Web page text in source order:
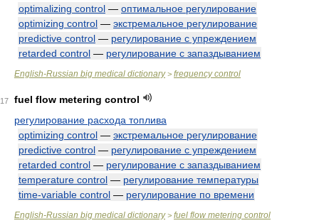
optimalizing control — оптимальное регулирование
optimizing control — экстремальное регулирование
predictive control — регулирование с упреждением
retarded control — регулирование с запаздыванием
English-Russian big medical dictionary> frequency control
17
fuel flow metering control
регулирование расхода топлива
optimizing control — экстремальное регулирование
predictive control — регулирование с упреждением
retarded control — регулирование с запаздыванием
temperature control — регулирование температуры
time-variable control — регулирование по времени
English-Russian big medical dictionary> fuel flow metering control